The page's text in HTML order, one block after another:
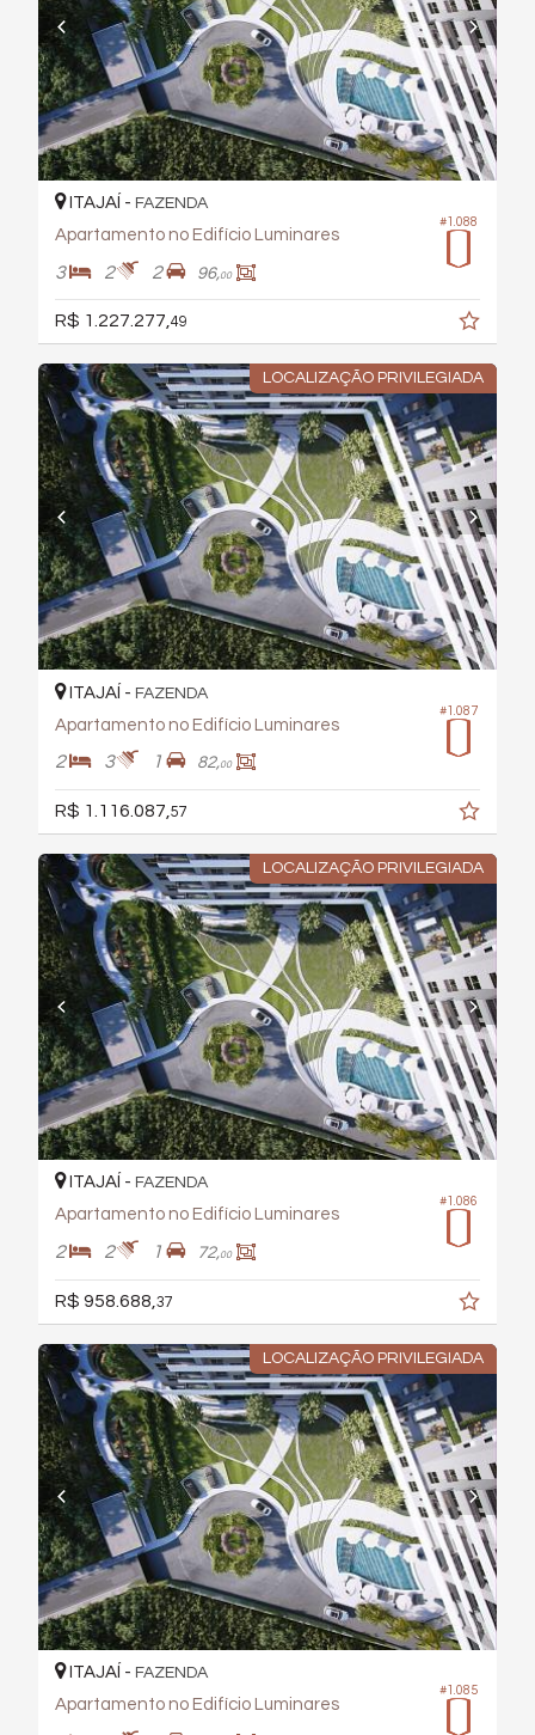
#1.088
ITAJAÍ - FAZENDA
Apartamento no Edifício Luminares
3 2 2 96,00
R$ 1.227.277,49
LOCALIZAÇÃO PRIVILEGIADA
#1.087
ITAJAÍ - FAZENDA
Apartamento no Edifício Luminares
2 3 1 82,00
R$ 1.116.087, 57
LOCALIZAÇÃO PRIVILEGIADA
#1.086
ITAJAÍ - FAZENDA
Apartamento no Edifício Luminares
2 2 1 72,00
R$ 958.688, 37
LOCALIZAÇÃO PRIVILEGIADA
#1.085
ITAJAÍ - FAZENDA
Apartamento no Edifício Luminares